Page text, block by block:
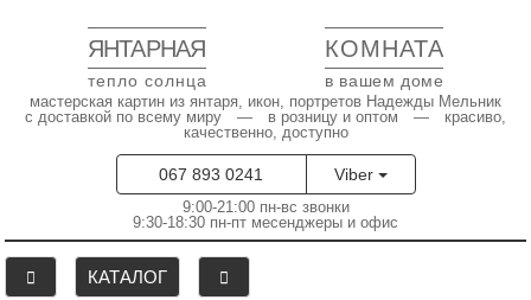
ЯНТАРНАЯ КОМНАТА
тепло солнца в вашем доме
мастерская картин из янтаря, икон, портретов Надежды Мельник
с доставкой по всему миру — в розницу и оптом — красиво,
качественно, доступно
067 893 0241 Viber
9:00-21:00 пн-вс звонки
9:30-18:30 пн-пт месенджеры и офис
КАТАЛОГ